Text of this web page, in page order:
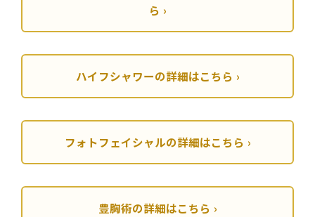
ら
ハイフシャワーの詳細はこちら
フォトフェイシャルの詳細はこちら
豊胸術の詳細はこちら